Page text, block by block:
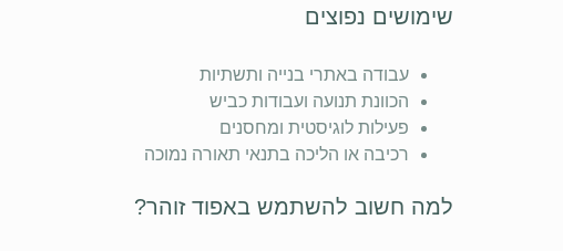
שימושים נפוצים
עבודה באתרי בנייה ותשתיות
הכוונת תנועה ועבודות כביש
פעילות לוגיסטית ומחסנים
רכיבה או הליכה בתנאי תאורה נמוכה
למה חשוב להשתמש באפוד זוהר?